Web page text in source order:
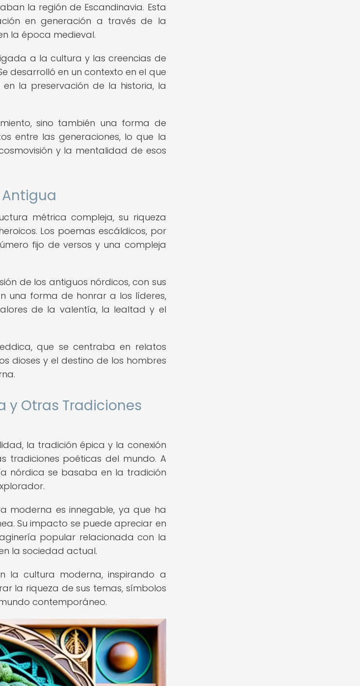
la región de Escandinavia. Esta
en generación a través de la
la época medieval.
a la cultura y las creencias de
desarrolló en un contexto en el que
la preservación de la historia, la
sino también una forma de
entre las generaciones, lo que la
y la mentalidad de esos
métrica compleja, su riqueza
Los poemas escáldicos, por
fijo de versos y una compleja
de los antiguos nórdicos, con sus
una forma de honrar a los líderes,
de la valentía, la lealtad y el
que se centraba en relatos
dioses y el destino de los hombres
y Otras Tradiciones
la tradición épica y la conexión
tradiciones poéticas del mundo. A
nórdica se basaba en la tradición
moderna es innegable, ya que ha
Su impacto se puede apreciar en
popular relacionada con la
la sociedad actual.
la cultura moderna, inspirando a
la riqueza de sus temas, símbolos
contemporáneo.